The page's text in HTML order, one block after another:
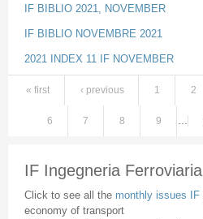
IF BIBLIO 2021, NOVEMBER
IF BIBLIO NOVEMBRE 2021
2021 INDEX 11 IF NOVEMBER
Pages
« first ‹ previous 1 2
6 7 8 9 …
IF Ingegneria Ferroviaria
Click to see all the monthly issues IF
economy of transport